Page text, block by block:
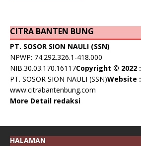
CITRA BANTEN BUNG
PT. SOSOR SION NAULI (SSN)
NPWP: 74.292.326.1-418.000
NIB.30.03.170.16117Copyright © 2022 :
PT. SOSOR SION NAULI (SSN)Website :
www.citrabantenbung.com
More Detail redaksi
HALAMAN